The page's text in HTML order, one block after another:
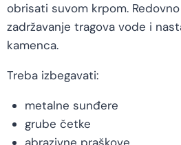
obrisati suvom krpom.
zadržavanje tragova vode i
kamenca.
Treba izbegavati:
metalne sunđere
grube četke